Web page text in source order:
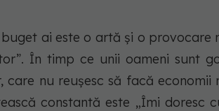
buget ai este o artă și o provocare
În timp ce unii oameni sunt
nu reușesc să facă economii
constantă este „Îmi doresc